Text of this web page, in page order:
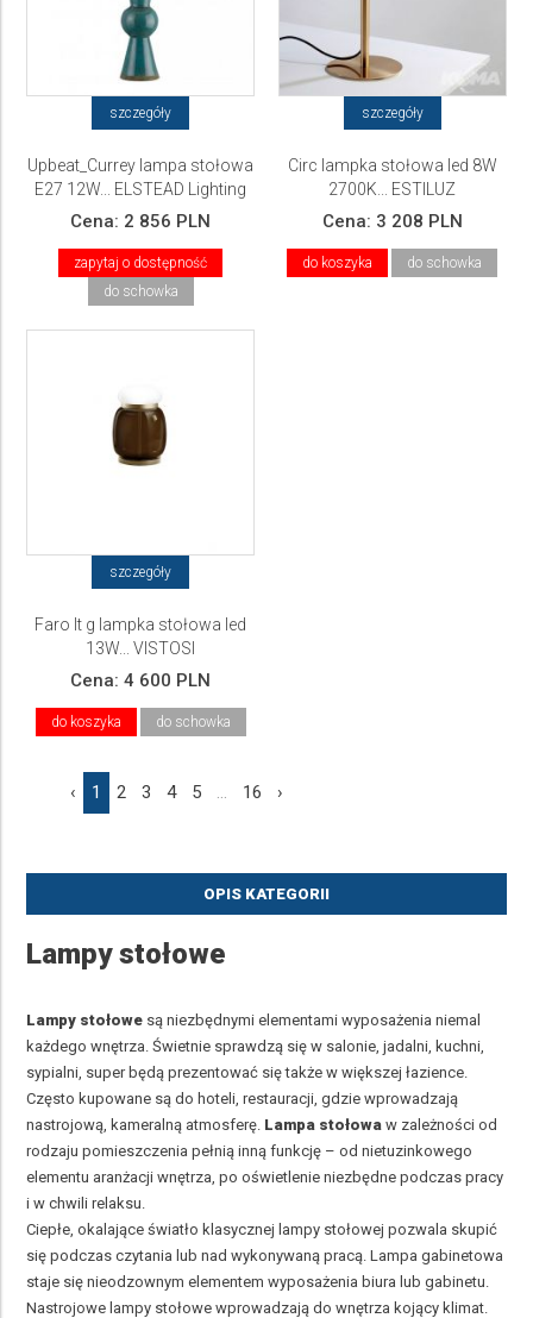
szczegóły
Upbeat_Currey lampa stołowa
E27 12W... ELSTEAD Lighting
Cena: 2 856 PLN
zapytaj o dostępność
do schowka
szczegóły
Circ lampka stołowa led 8W
2700K... ESTILUZ
Cena: 3 208 PLN
do koszyka do schowka
szczegóły
Faro lt g lampka stołowa led
13W... VISTOSI
Cena:4 600 PLN
do koszyka do schowka
‹ 1 2 3 4 5 ... 16 ›
OPIS KATEGORII
Lampy stołowe
Lampy stołowe są niezbędnymi elementami wyposażenia niemal
każdego wnętrza. Świetnie sprawdzą się w salonie, jadalni, kuchni,
sypialni, super będą prezentować się także w większej łazience.
Często kupowane są do hoteli, restauracji, gdzie wprowadzają
nastrojową, kameralną atmosferę. Lampa stołowa w zależności od
rodzaju pomieszczenia pełnią inną funkcję – od nietuzinkowego
elementu aranżacji wnętrza, po oświetlenie niezbędne podczas pracy
i w chwili relaksu.
Ciepłe, okalające światło klasycznej lampy stołowej pozwala skupić
się podczas czytania lub nad wykonywaną pracą. Lampa gabinetowa
staje się nieodzownym elementem wyposażenia biura lub gabinetu.
Nastrojowe lampy stołowe wprowadzają do wnętrza kojący klimat.